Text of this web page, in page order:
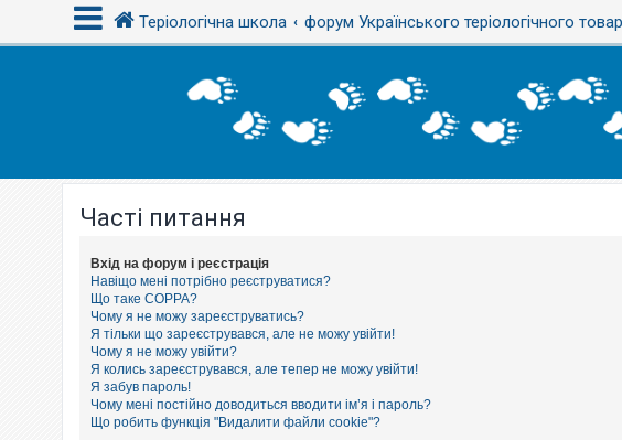
Теріологічна школа форум Українського теріологічного
Часті питання
Вхід на форум і реєстрація
Навіщо мені потрібно реєструватися?
Що таке COPPA?
Чому я не можу зареєструватись?
Я тільки що зареєструвався, але не можу увійти!
Чому я не можу увійти?
Я колись зареєструвався, але тепер не можу увійти!
Я забув пароль!
Чому мені постійно доводиться вводити ім’я і пароль?
Що робить функція "Видалити файли cookie"?